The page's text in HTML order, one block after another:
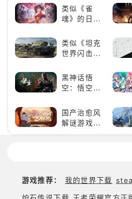
奇与魂系新
巅峰
类似《雀
魂》的日系
好看的ACG
看板娘们等
类似《坦克
世界闪击
（WOTB）
的军事类游
爱的装备出
发吧！
黑神话悟
空：悟空携
来，游戏界
的东方巨
兽，引爆全
国产治愈风
解谜游戏
《落日山
游戏推荐： 我的世界下载